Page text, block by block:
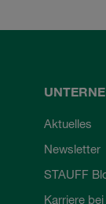
Aktuelles
Newsletter
STAUFF
Karriere